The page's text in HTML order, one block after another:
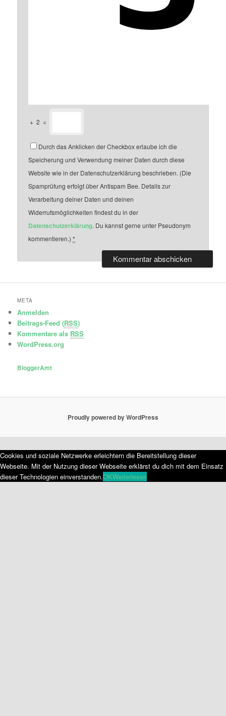
+ 2 =
Durch das Anklicken der Checkbox erlaube ich die
Speicherung und Verwendung meiner Daten durch diese
Website wie in der Datenschutzerklärung beschrieben. (Die
Spamprüfung erfolgt über Antispam Bee. Details zur
Verarbeitung deiner Daten und deinen
Widerrufsmöglichkeiten findest du in der
Datenschutzerklärung. Du kannst gerne unter Pseudonym
kommentieren.)*
META
Anmelden
Beitrags-Feed (RSS)
Kommentare als RSS
WordPress.org
BloggerAmt
Proudly powered by WordPress
Cookies und soziale Netzwerke erleichtern die Bereitstellung dieser
Webseite. Mit der Nutzung dieser Webseite erklärst du dich mit dem Einsatz
dieser Technologien einverstanden.OKWeiterlesen